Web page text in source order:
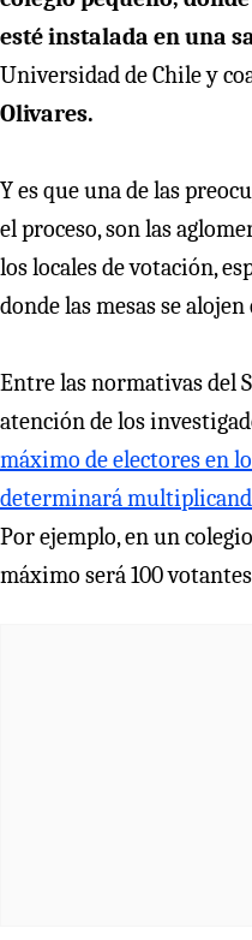
esté instalada en una
Universidad de Chile y
Olivares.
Y es que una de las
el proceso, son las
los locales de votación,
donde las mesas se
Entre las normativas del
atención de los
máximo de electores en
determinará
Por ejemplo, en un
máximo será 100